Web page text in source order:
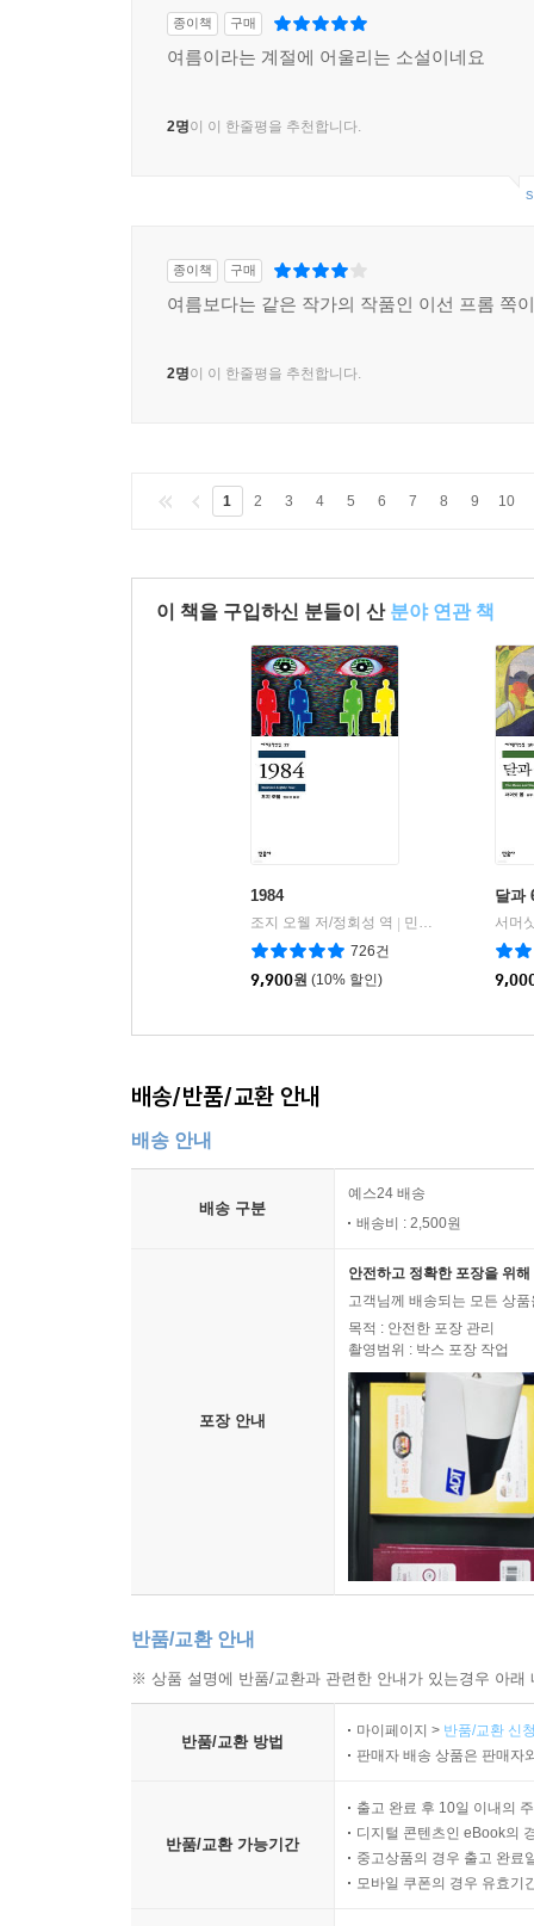
종이책 구매
여름이라는 계절에 어울리는 소설이네요
2명이 이 한줄평을 추천합니다.
종이책 구매
여름보다는 같은 작가의 작품인 이선 프롬 쪽
2명이 이 한줄평을 추천합니다.
1 2 3 4 5 6 7 8 9 10
이 책을 구입하신 분들이 산 분야 연관 책
1984
조지 오웰 저/정회성 역
민음사
726건
9,900원 (10% 할인)
달과
서머
배송/반품/교환 안내
배송 안내
배송 구분
예스24 배송
배송비 : 2,500원
포장 안내
안전하고 정확한 포장을 위
고객님께 배송되는 모든 상
목적 : 안전한 포장 관리
촬영범위 : 박스 포장 작업
반품/교환 안내
※ 상품 설명에 반품/교환과 관련한 안내가 있는경우 아
반품/교환 방법
마이페이지 > 반품/교환 신
판매자 배송 상품은 판매자
반품/교환 가능기간
출고 완료 후 10일 이내의
디지털 콘텐츠인 eBook의
중고상품의 경우 출고 완료
모바일 쿠폰의 경우 유효기